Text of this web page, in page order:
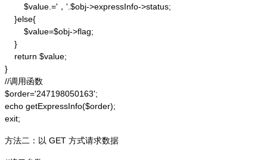
        $value.='，'.$obj->expressInfo->status;
    }else{
        $value=$obj->flag;
    }
    return $value;
}
//调用函数
$order='247198050163';
echo getExpressInfo($order);
exit;
方法二：以 GET 方式请求数据